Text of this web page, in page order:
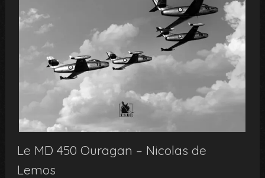
Le MD 450 Ouragan – Nicolas de
Lemos